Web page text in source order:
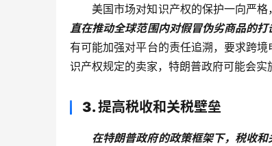
美国市场对知识产权的保护一向严
直在推动全球范围内对假冒伪劣商品的
有可能加强对平台的责任追溯，要求跨
识产权规定的卖家，特朗普政府可能会实
3. 提高税收和关税壁垒
在特朗普政府的政策框架下，税收